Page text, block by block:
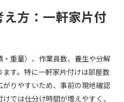
え方：一軒家片付
重量）、作業員数、養生や分解
す。特に一軒家片付けは部屋数
りやすいため、事前の現地確認
では仕分け時間が増えやすく、